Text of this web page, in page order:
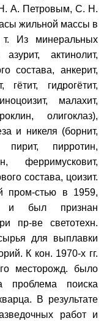
А. Петровым, С. Н.
жильной массы в
Из минеральных
актинолит,
состава, анкерит,
гётит, гидрогётит,
малахит,
олигоклаз),
и никеля (борнит,
пирит, пирротин,
ферримусковит,
состава, цоизит.
пром-стью в 1959,
и был признан
пр-ве светотехн.
для выплавки
К кон. 1970-х гг.
месторожд. было
проблема поиска
В результате
работ и